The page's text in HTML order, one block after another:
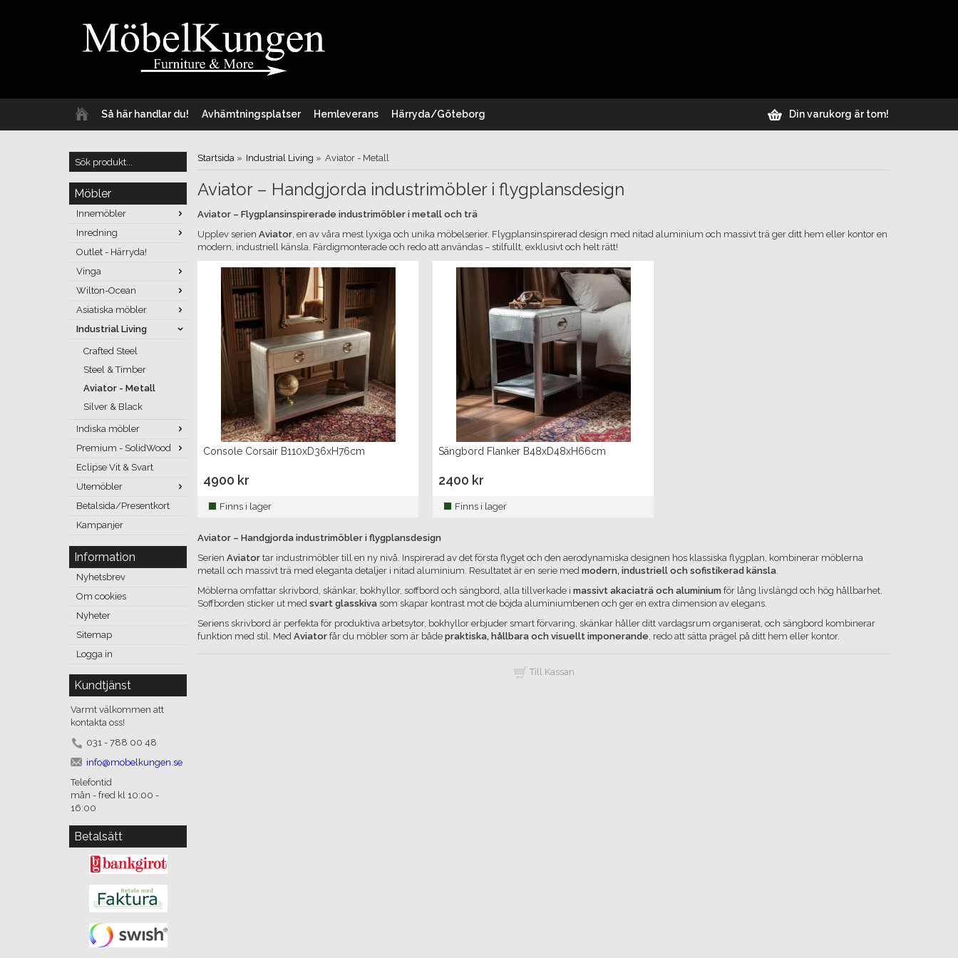
Så här handlar du! Avhämtningsplatser Hemleverans Härryda/Göteborg Din varukorg är tom!
Möbler
Innemöbler
Inredning
Outlet - Härryda!
Vinga
Wilton-Ocean
Asiatiska möbler
Industrial Living
Crafted Steel
Steel & Timber
Aviator - Metall
Silver & Black
Indiska möbler
Premium - SolidWood
Eclipse Vit & Svart
Utemöbler
Betalsida/Presentkort
Kampanjer
Information
Nyhetsbrev
Om cookies
Nyheter
Sitemap
Logga in
Kundtjänst
Varmt välkommen att
kontakta oss!
031 - 788 00 48
info@mobelkungen.se
Telefontid
mån - fred kl 10:00 -
16:00
Betalsätt
Startsida » Industrial Living » Aviator - Metall
Aviator – Handgjorda industrimöbler i flygplansdesign
Aviator – Flygplansinspirerade industrimöbler i metall och trä
Upplev serien Aviator, en av våra mest lyxiga och unika möbelserier. Flygplansinspirerad design med nitad aluminium och massivt trä ger ditt hem eller kontor en
modern, industriell känsla. Färdigmonterade och redo att användas – stilfullt, exklusivt och helt rätt!
Console Corsair B110xD36xH76cm
4900 kr
Finns i lager
Sängbord Flanker B48xD48xH66cm
2400 kr
Finns i lager
Aviator – Handgjorda industrimöbler i flygplansdesign
Serien Aviator tar industrimöbler till en ny nivå. Inspirerad av det första flyget och den aerodynamiska designen hos klassiska flygplan, kombinerar möblerna
metall och massivt trä med eleganta detaljer i nitad aluminium. Resultatet är en serie med modern, industriell och sofistikerad känsla
Möblerna omfattar skrivbord, skänkar, bokhyllor, soffbord och sängbord, alla tillverkade i massivt akaciaträ och aluminium för lång livslängd och hög hållbarhet.
Soffborden sticker ut med svart glasskiva som skapar kontrast mot de böjda aluminiumbenen och ger en extra dimension av elegans.
Seriens skrivbord är perfekta för produktiva arbetsytor, bokhyllor erbjuder smart förvaring, skänkar håller ditt vardagsrum organiserat, och sängbord kombinerar
funktion med stil. Med Aviator får du möbler som är både praktiska, hållbara och visuellt imponerande , redo att sätta prägel på ditt hem eller kontor.
Till Kassan